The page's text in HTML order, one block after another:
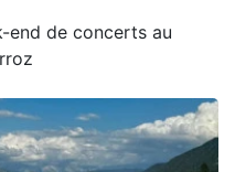
end de concerts au